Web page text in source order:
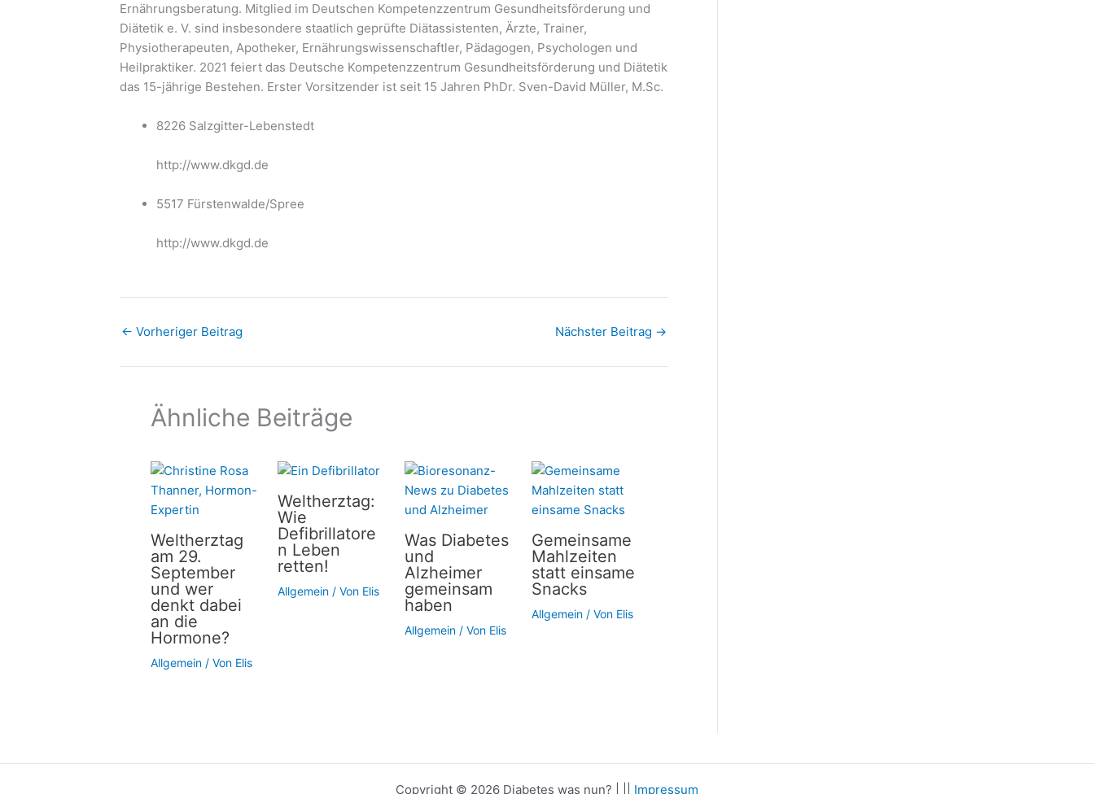
Ernährungsberatung. Mitglied im Deutschen Kompetenzzentrum Gesundheitsförderung und
Diätetik e. V. sind insbesondere staatlich geprüfte Diätassistenten, Ärzte, Trainer,
Physiotherapeuten, Apotheker, Ernährungswissenschaftler, Pädagogen, Psychologen und
Heilpraktiker. 2021 feiert das Deutsche Kompetenzzentrum Gesundheitsförderung und Diätetik
das 15-jährige Bestehen. Erster Vorsitzender ist seit 15 Jahren PhDr. Sven-David Müller, M.Sc.
8226 Salzgitter-Lebenstedt
http://www.dkgd.de
5517 Fürstenwalde/Spree
http://www.dkgd.de
← Vorheriger Beitrag Nächster Beitrag →
Ähnliche Beiträge
Weltherztag
am 29.
September
und wer
denkt dabei
an die
Hormone?
Allgemein/ Von Elis
Weltherztag:
Wie
Defibrillatore
n Leben
retten!
Allgemein/ Von Elis
Was Diabetes
und
Alzheimer
gemeinsam
haben
Allgemein/ Von Elis
Gemeinsame
Mahlzeiten
statt einsame
Snacks
Allgemein/ Von Elis
Copyright © 2026 Diabetes was nun? | || Impressum